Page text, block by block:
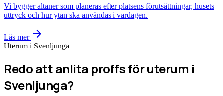
Vi bygger altaner som planeras efter platsens förutsättningar, husets
uttryck och hur ytan ska användas i vardagen.
Läs mer arrow_forward
Uterum i Svenljunga
Redo att anlita proffs för uterum i
Svenljunga?